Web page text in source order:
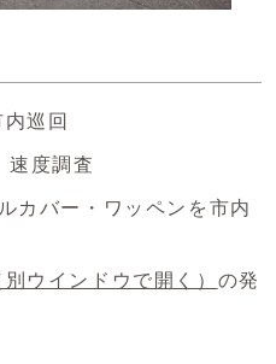
巡回
速度調査
カバー・ワッペンを市内
別ウインドウで開く） の発